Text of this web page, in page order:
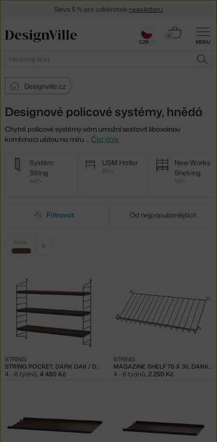
MENU
Hledat
0
Košík
Designville.cz
Designové policové systémy, hnědá
Chytré policové systémy vám umožní sestavit libovolnou
kombinaci ušitou na míru … Číst dále
Další
kategorie
Systém
String
447×
USM Haller
261×
New Works
Shelving
135×
Filtrovat Od nejpopulárnějších
Vybrané
filtry:
BARVA
hnědá
STRING POCKET, DARK OAK / DARK BROWN
STRING
4 - 6 týdnů 4 480 Kč
MAGAZINE SHELF 78 X 30, DARK BROWN
STRING
4 - 6 týdnů 2 250 Kč
Sleva 5 % pro odběratele newsletteru
CZK